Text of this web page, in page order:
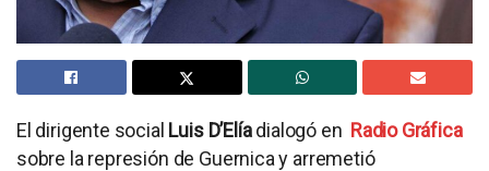
El dirigente social Luis D’Elíadialogó en Radio Gráfica
sobre la represión de Guernica y arremetió